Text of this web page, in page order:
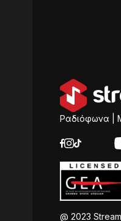
Ραδιόφωνα |
@ 2023